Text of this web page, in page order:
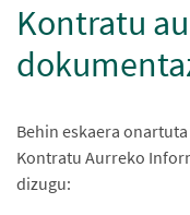
Kontratu
Behin eskaera
Kontratu Aurreko
dizugu: